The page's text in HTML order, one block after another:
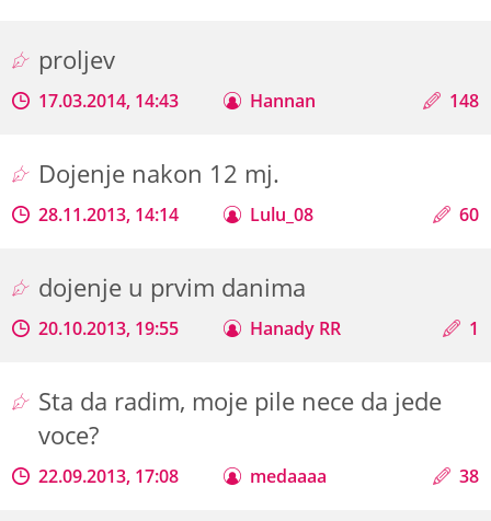
proljev
17.03.2014, 14:43 Hannan 148
Dojenje nakon 12 mj.
28.11.2013, 14:14 Lulu_08 60
dojenje u prvim danima
20.10.2013, 19:55 Hanady RR 1
Sta da radim, moje pile nece da jede
voce?
22.09.2013, 17:08 medaaaa 38